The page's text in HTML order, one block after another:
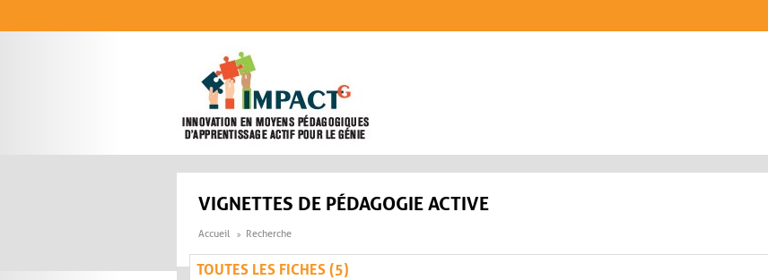
VIGNETTES DE PÉDAGOGIE ACTIVE
Accueil Recherche
TOUTES LES FICHES (5)